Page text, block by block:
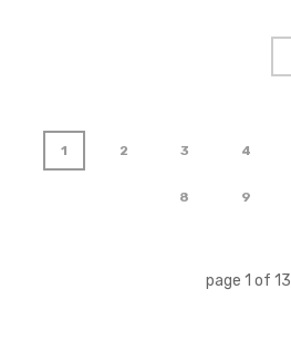
1 2 3 4
8 9
page 1 of 13